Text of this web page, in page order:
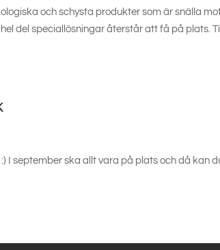
och schysta produkter som är snälla
del speciallösningar återstår att få på plats.
I september ska allt vara på plats och då kan